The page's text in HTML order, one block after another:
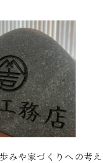
みや家づくりへの考